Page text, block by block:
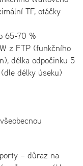
TF, otáčky
65-70 %
z FTP (funkčního
délka odpočinku 5
délky úseku)
– důraz na